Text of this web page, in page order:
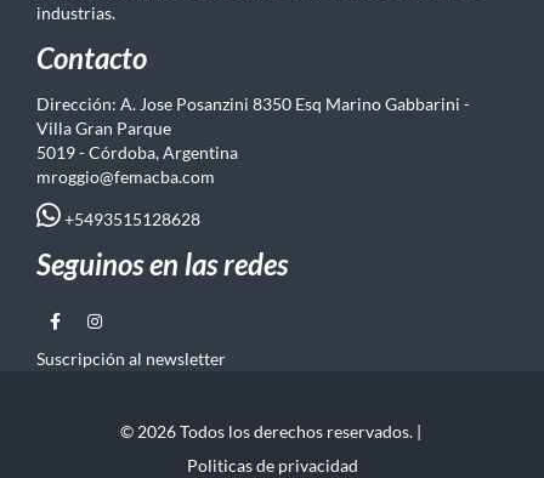
industrias.
Contacto
Dirección: A. Jose Posanzini 8350 Esq Marino Gabbarini -
Villa Gran Parque
5019 - Córdoba, Argentina
mroggio@femacba.com
+5493515128628
Seguinos en las redes
Suscripción al newsletter
© 2026 Todos los derechos reservados. |
Politicas de privacidad